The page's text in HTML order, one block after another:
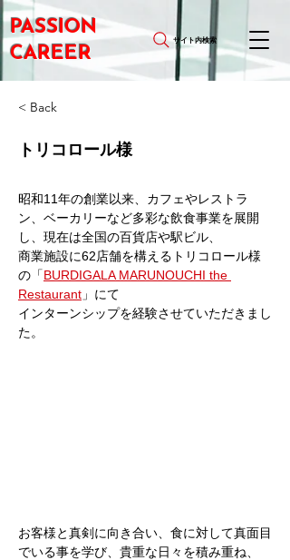
サイト内検索
PASSION
CAREER
< Back
トリコロール様
昭和11年の創業以来、カフェやレストラ
ン、ベーカリーなど多彩な飲食事業を展開
し、現在は全国の百貨店や駅ビル、
商業施設に62店舗を構えるトリコロール様
の「BURDIGALA MARUNOUCHI the
Restaurant 」にて
インターンシップを経験させていただきまし
た。
お客様と真剣に向き合い、食に対して真面目
でいる事を学び、貴重な日々を積み重ね、